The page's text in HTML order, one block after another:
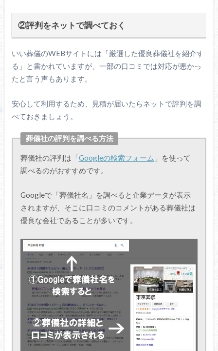
②評判をネットで調べておく
いい葬儀のWEBサイトには「厳選した優良葬儀社を紹介す
る」と書かれていますが、一部の口コミでは対応が悪かっ
たと言う声もあります。
安心して利用するため、見積が届いたらネットで評判を調
べておきましょう。
葬儀社の評判を調べる方法
葬儀社の評判は「Googleの検索フォーム 」を使って
調べるのがおすすめです。
Googleで「葬儀社名」を調べると企業データが表示
されますが、そこに口コミのコメントがある葬儀社は
優良な会社であることが多いです。